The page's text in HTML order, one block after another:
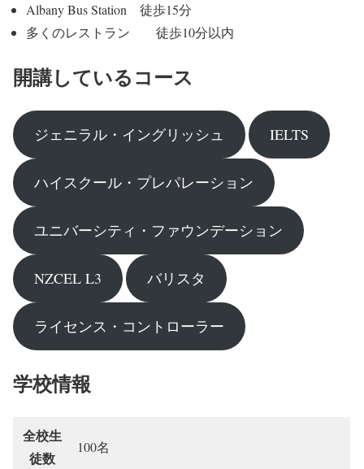
Albany Bus Station 徒歩15分
多くのレストラン 徒歩10分以内
開講しているコース
ジェニラル・イングリッシュ IELTS
ハイスクール・プレパレーション
ユニバーシティ・ファウンデーション
NZCEL L3 バリスタ
ライセンス・コントローラー
学校情報
全校生
徒数
100名